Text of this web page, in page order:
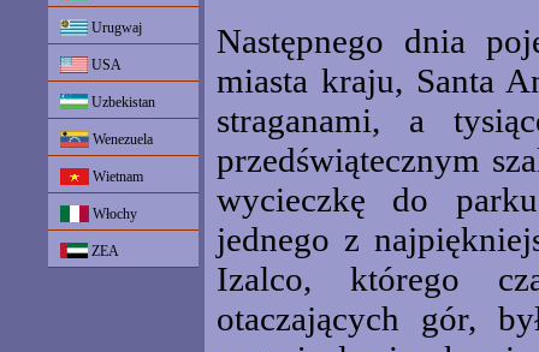
Urugwaj
USA
Uzbekistan
Wenezuela
Wietnam
Włochy
ZEA
Następnego dnia
miasta kraju, Santa
straganami, a
przedświątecznym
wycieczkę do
jednego z
Izalco, którego
otaczających gór,